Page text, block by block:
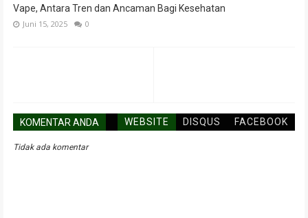
Vape, Antara Tren dan Ancaman Bagi Kesehatan
Juni 15, 2025 0
KOMENTAR ANDA WEBSITE DISQUS FACEBOOK
Tidak ada komentar